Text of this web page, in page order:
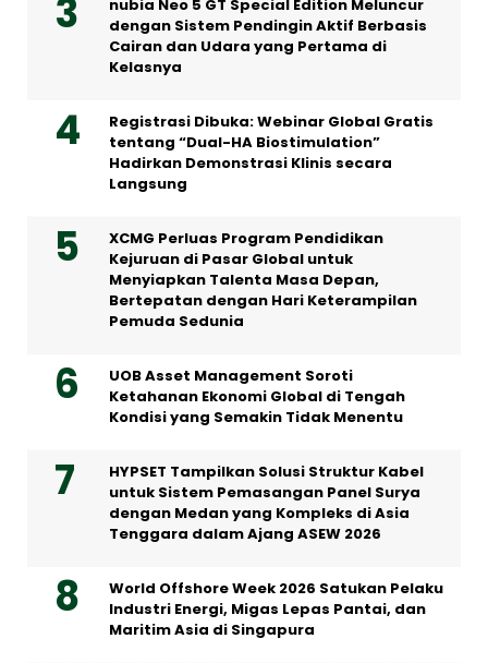
nubia Neo 5 GT Special Edition Meluncur
dengan Sistem Pendingin Aktif Berbasis
Cairan dan Udara yang Pertama di
Kelasnya
Registrasi Dibuka: Webinar Global Gratis
tentang “Dual-HA Biostimulation”
Hadirkan Demonstrasi Klinis secara
Langsung
XCMG Perluas Program Pendidikan
Kejuruan di Pasar Global untuk
Menyiapkan Talenta Masa Depan,
Bertepatan dengan Hari Keterampilan
Pemuda Sedunia
UOB Asset Management Soroti
Ketahanan Ekonomi Global di Tengah
Kondisi yang Semakin Tidak Menentu
HYPSET Tampilkan Solusi Struktur Kabel
untuk Sistem Pemasangan Panel Surya
dengan Medan yang Kompleks di Asia
Tenggara dalam Ajang ASEW 2026
World Offshore Week 2026 Satukan Pelaku
Industri Energi, Migas Lepas Pantai, dan
Maritim Asia di Singapura